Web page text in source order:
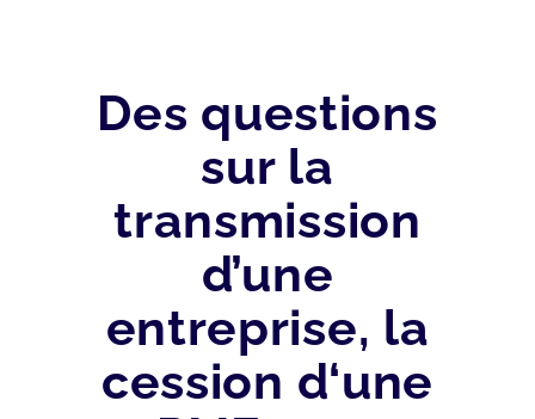
Des questions
sur la
transmission
d’une
entreprise, la
cession d‘une